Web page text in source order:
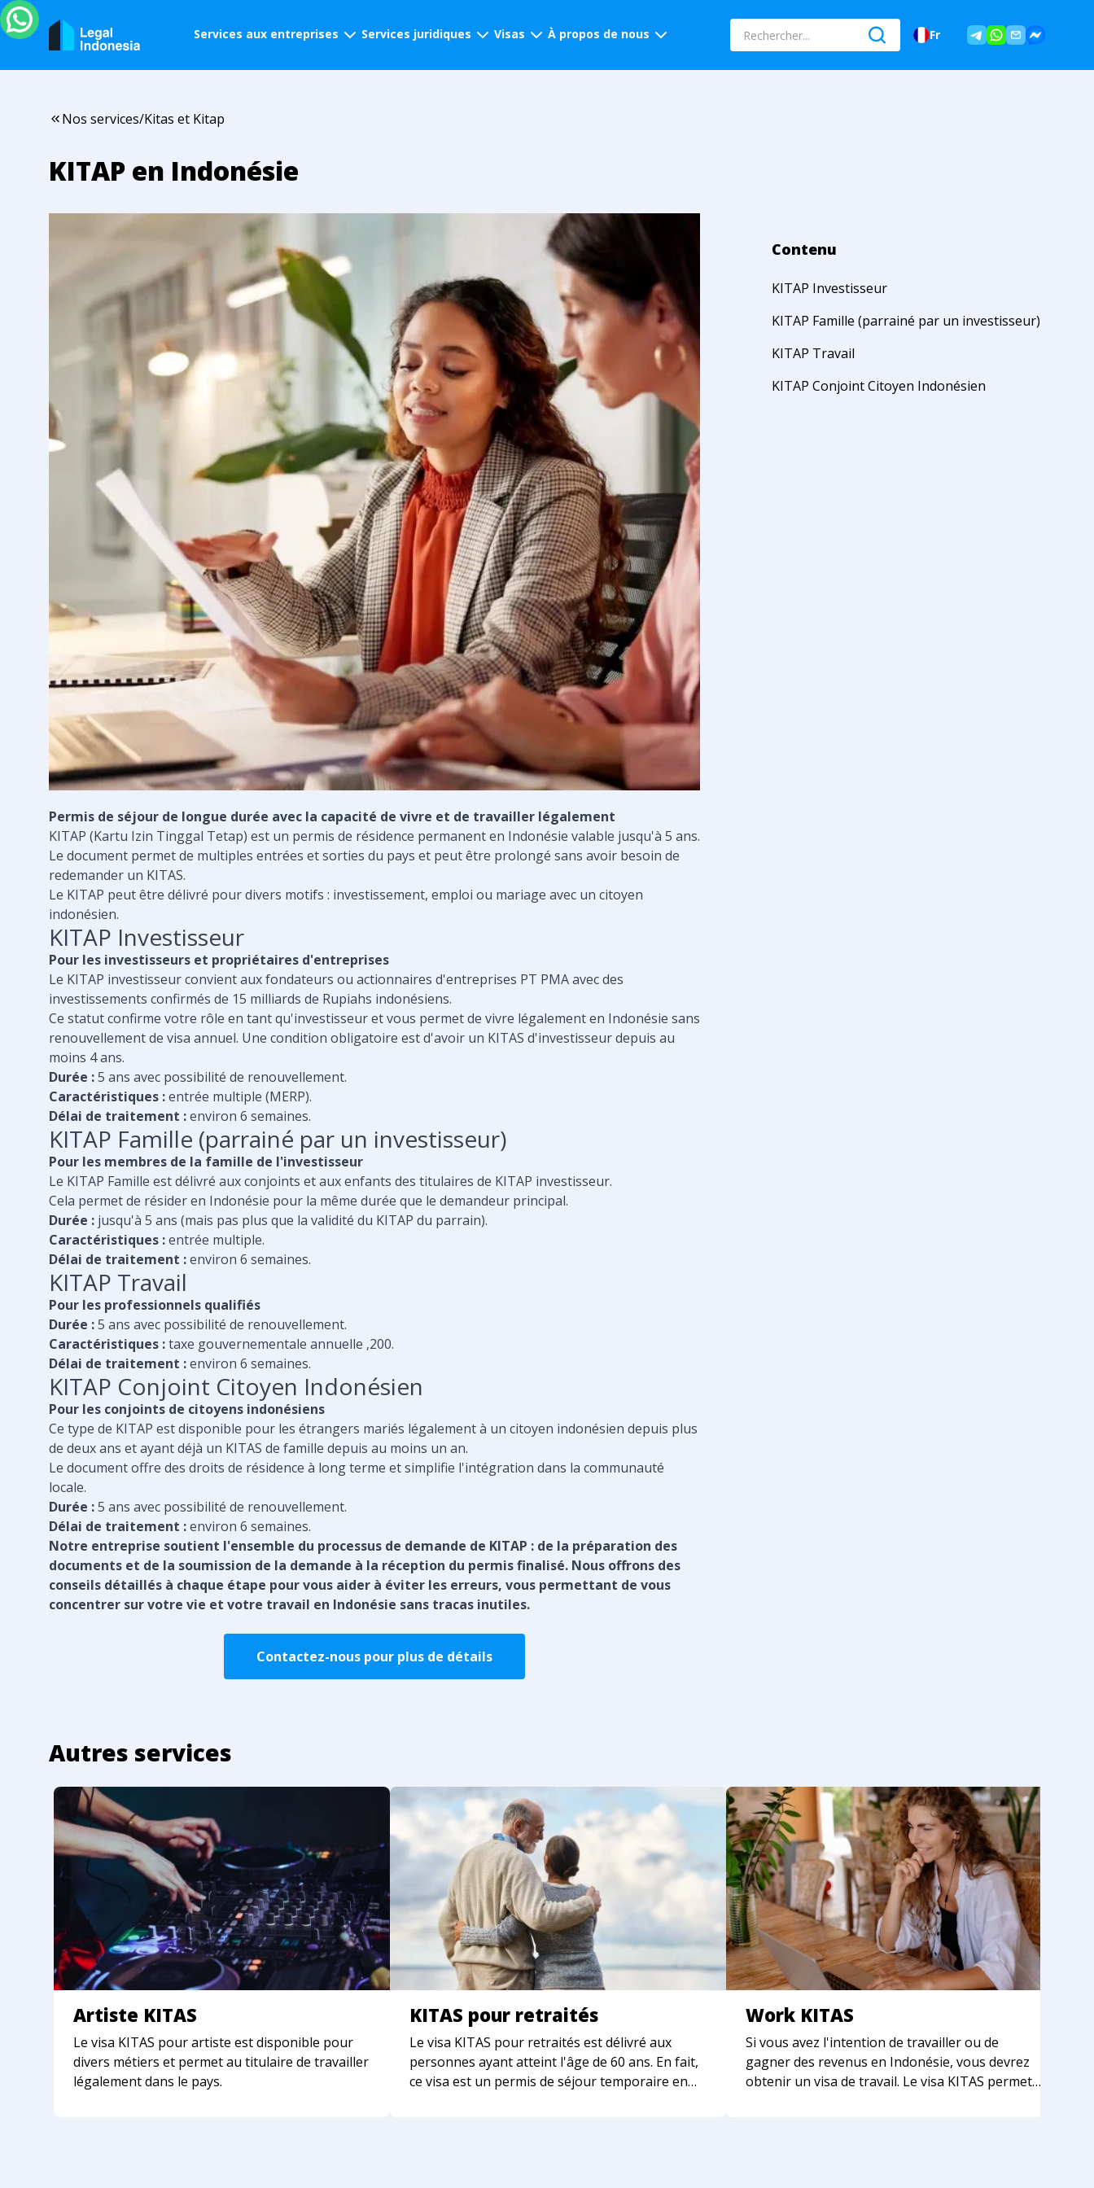
Services aux entreprises Services juridiques Visas À propos de nous Fr
Nos services/Kitas et Kitap
KITAP en Indonésie
Permis de séjour de longue durée avec la capacité de vivre et de travailler légalement
KITAP (Kartu Izin Tinggal Tetap) est un permis de résidence permanent en Indonésie valable jusqu'à 5 ans.
Le document permet de multiples entrées et sorties du pays et peut être prolongé sans avoir besoin de
redemander un KITAS.
Le KITAP peut être délivré pour divers motifs : investissement, emploi ou mariage avec un citoyen
indonésien.
KITAP Investisseur
Pour les investisseurs et propriétaires d'entreprises
Le KITAP investisseur convient aux fondateurs ou actionnaires d'entreprises PT PMA avec des
investissements confirmés de 15 milliards de Rupiahs indonésiens.
Ce statut confirme votre rôle en tant qu'investisseur et vous permet de vivre légalement en Indonésie sans
renouvellement de visa annuel. Une condition obligatoire est d'avoir un KITAS d'investisseur depuis au
moins 4 ans.
Durée :5 ans avec possibilité de renouvellement.
Caractéristiques :entrée multiple (MERP).
Délai de traitement :environ 6 semaines.
KITAP Famille (parrainé par un investisseur)
Pour les membres de la famille de l'investisseur
Le KITAP Famille est délivré aux conjoints et aux enfants des titulaires de KITAP investisseur.
Cela permet de résider en Indonésie pour la même durée que le demandeur principal.
Durée : jusqu'à 5 ans (mais pas plus que la validité du KITAP du parrain).
Caractéristiques :entrée multiple.
Délai de traitement :environ 6 semaines.
KITAP Travail
Pour les professionnels qualifiés
Durée :5 ans avec possibilité de renouvellement.
Caractéristiques :taxe gouvernementale annuelle ,200.
Délai de traitement :environ 6 semaines.
KITAP Conjoint Citoyen Indonésien
Pour les conjoints de citoyens indonésiens
Ce type de KITAP est disponible pour les étrangers mariés légalement à un citoyen indonésien depuis plus
de deux ans et ayant déjà un KITAS de famille depuis au moins un an.
Le document offre des droits de résidence à long terme et simplifie l'intégration dans la communauté
locale.
Durée :5 ans avec possibilité de renouvellement.
Délai de traitement :environ 6 semaines.
Notre entreprise soutient l'ensemble du processus de demande de KITAP : de la préparation des
documents et de la soumission de la demande à la réception du permis finalisé. Nous offrons des
conseils détaillés à chaque étape pour vous aider à éviter les erreurs, vous permettant de vous
concentrer sur votre vie et votre travail en Indonésie sans tracas inutiles.
Contactez-nous pour plus de détails
Contenu
KITAP Investisseur
KITAP Famille (parrainé par un investisseur)
KITAP Travail
KITAP Conjoint Citoyen Indonésien
Autres services
Artiste KITAS
Le visa KITAS pour artiste est disponible pour
divers métiers et permet au titulaire de travailler
légalement dans le pays.
KITAS pour retraités
Le visa KITAS pour retraités est délivré aux
personnes ayant atteint l'âge de 60 ans. En fait,
ce visa est un permis de séjour temporaire en
Work KITAS
Si vous avez l'intention de travailler ou de
gagner des revenus en Indonésie, vous devrez
obtenir un visa de travail. Le visa KITAS permet